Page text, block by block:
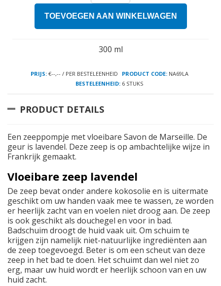
TOEVOEGEN AAN WINKELWAGEN
300 ml
PRIJS:€--,-- / PER BESTELEENHEID PRODUCT CODE:NA69LA
BESTELEENHEID: 6 STUKS
PRODUCT DETAILS
Een zeeppompje met vloeibare Savon de Marseille. De
geur is lavendel. Deze zeep is op ambachtelijke wijze in
Frankrijk gemaakt.
Vloeibare zeep lavendel
De zeep bevat onder andere kokosolie en is uitermate
geschikt om uw handen vaak mee te wassen, ze worden
er heerlijk zacht van en voelen niet droog aan. De zeep
is ook geschikt als douchegel en voor in bad.
Badschuim droogt de huid vaak uit. Om schuim te
krijgen zijn namelijk niet-natuurlijke ingrediënten aan
de zeep toegevoegd. Beter is om een scheut van deze
zeep in het bad te doen. Het schuimt dan wel niet zo
erg, maar uw huid wordt er heerlijk schoon van en uw
huid zacht.